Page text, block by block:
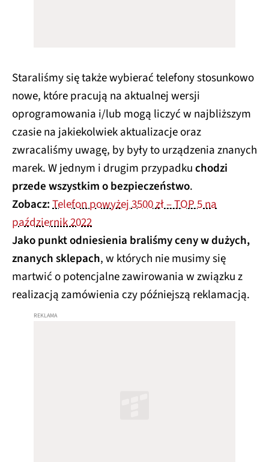
Staraliśmy się także wybierać telefony stosunkowo
nowe, które pracują na aktualnej wersji
oprogramowania i/lub mogą liczyć w najbliższym
czasie na jakiekolwiek aktualizacje oraz
zwracaliśmy uwagę, by były to urządzenia znanych
marek. W jednym i drugim przypadkuchodzi
przede wszystkim o bezpieczeństwo.
Zobacz:Telefon powyżej 3500 zł – TOP 5 na
październik 2022
Jako punkt odniesienia braliśmy ceny w dużych,
znanych sklepach, w których nie musimy się
martwić o potencjalne zawirowania w związku z
realizacją zamówienia czy późniejszą reklamacją.